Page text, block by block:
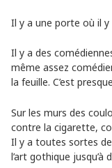
Il y a une porte où il
Il y a des
même assez
la feuille. C’est
Sur les murs des
contre la cigarette,
Il y a toutes sortes
l’art gothique jusqu’à